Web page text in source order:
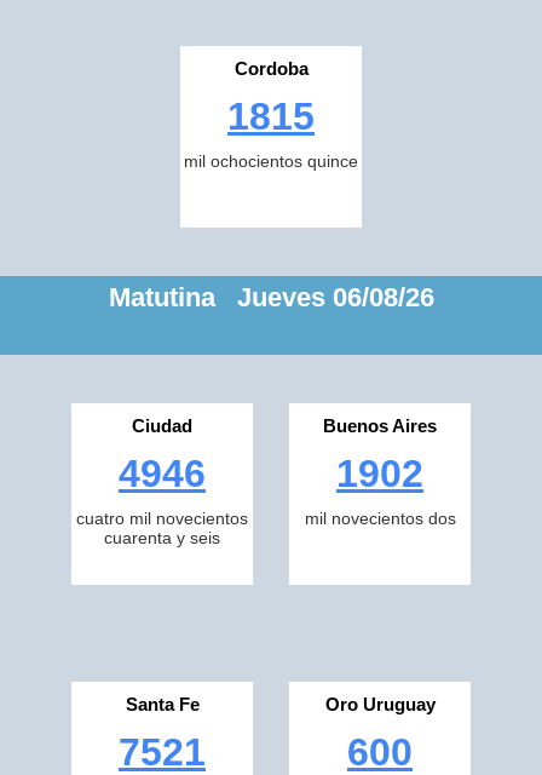
Cordoba
1815
mil ochocientos quince
Matutina Jueves 06/08/26
Ciudad
4946
cuatro mil novecientos
cuarenta y seis
Buenos Aires
1902
mil novecientos dos
Santa Fe
7521
Oro Uruguay
600